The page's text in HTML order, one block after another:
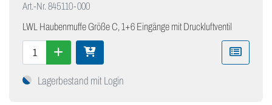
Art.-Nr.845110-000
LWL Haubenmuffe Größe C, 1+6 Eingänge mit Druckluftventil
Lagerbestand mit Login